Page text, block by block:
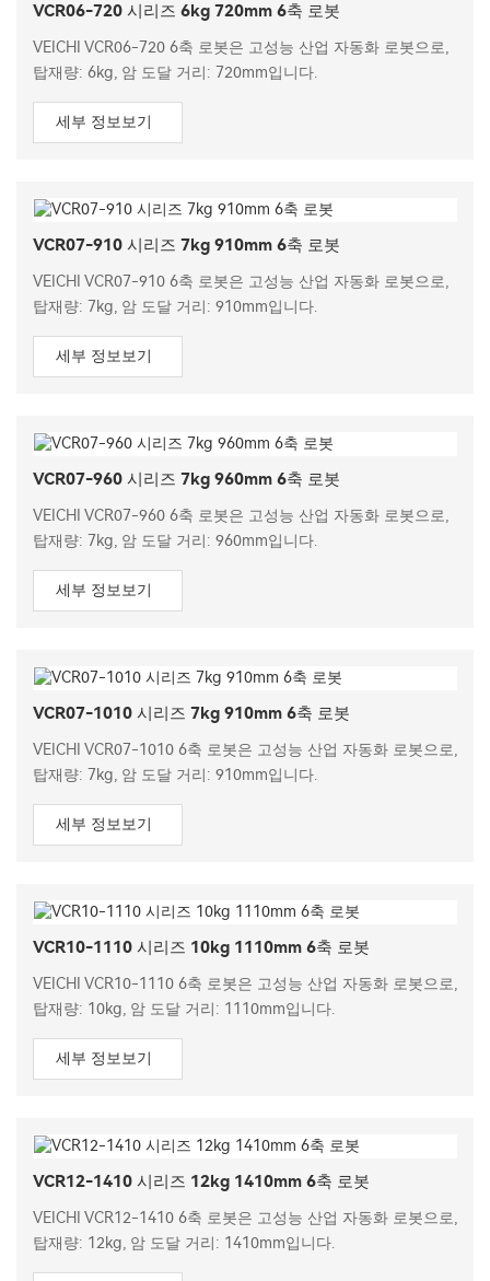
VCR06-720 시리즈 6kg 720mm 6축 로봇
VEICHI VCR06-720 6축 로봇은 고성능 산업 자동화 로봇으로,
탑재량: 6kg, 암 도달 거리: 720mm입니다.
세부 정보보기
VCR07-910 시리즈 7kg 910mm 6축 로봇
VEICHI VCR07-910 6축 로봇은 고성능 산업 자동화 로봇으로,
탑재량: 7kg, 암 도달 거리: 910mm입니다.
세부 정보보기
VCR07-960 시리즈 7kg 960mm 6축 로봇
VEICHI VCR07-960 6축 로봇은 고성능 산업 자동화 로봇으로,
탑재량: 7kg, 암 도달 거리: 960mm입니다.
세부 정보보기
VCR07-1010 시리즈 7kg 910mm 6축 로봇
VEICHI VCR07-1010 6축 로봇은 고성능 산업 자동화 로봇으로,
탑재량: 7kg, 암 도달 거리: 910mm입니다.
세부 정보보기
VCR10-1110 시리즈 10kg 1110mm 6축 로봇
VEICHI VCR10-1110 6축 로봇은 고성능 산업 자동화 로봇으로,
탑재량: 10kg, 암 도달 거리: 1110mm입니다.
세부 정보보기
VCR12-1410 시리즈 12kg 1410mm 6축 로봇
VEICHI VCR12-1410 6축 로봇은 고성능 산업 자동화 로봇으로,
탑재량: 12kg, 암 도달 거리: 1410mm입니다.